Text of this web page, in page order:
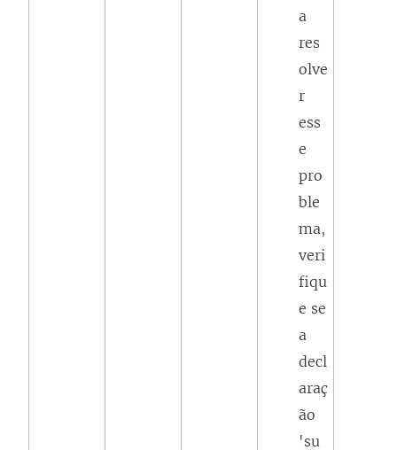
a
res
olve
r
ess
e
pro
ble
ma,
veri
fiqu
e se
a
decl
araç
ão
'su